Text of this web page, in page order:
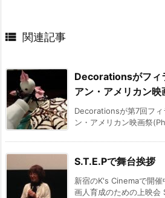
 関連記事
Decorationsがフィ
アン・アメリカン映
Decorationsが第7回フィ
ン・アメリカン映画祭
S.T.E.Pで舞台挨拶
新宿のK's Cinemaで開
画人育成のための上映会